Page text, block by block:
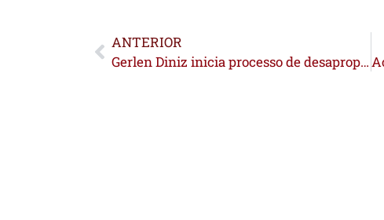
ANTERIOR
Gerlen Diniz inicia processo de desapropriação de área de terra para a construção de 100 casas populares em Sena